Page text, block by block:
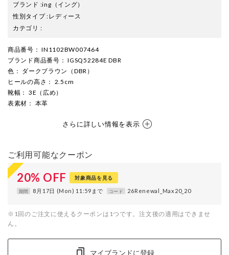
ブランド :ing （イング）
性別タイプ:レディース
カテゴリ :
商品番号 ： IN1102BW007464
ブランド商品番号 ： IGSQ52284E DBR
色 ： ダークブラウン（DBR）
ヒールの高さ ： 2.5cm
靴幅 ： 3E（広め）
表素材 ： 本革
さらに詳しい情報を表示
ご利用可能なクーポン
20% OFF 対象商品を見る
期間 8月17日 (Mon) 11:59まで コード 26Renewal_Max20_20
※1回のご注文に使えるクーポンは1つです。注文後の適用はできませ
ん。
マイブランドに登録